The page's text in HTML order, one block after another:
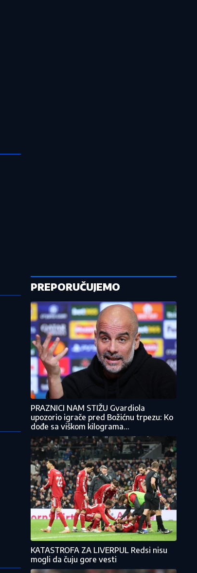
PREPORUČUJEMO
PRAZNICI NAM STIŽU Gvardiola
upozorio igrače pred Božićnu trpezu: Ko
dođe sa viškom kilograma...
KATASTROFA ZA LIVERPUL Redsi nisu
mogli da čuju gore vesti